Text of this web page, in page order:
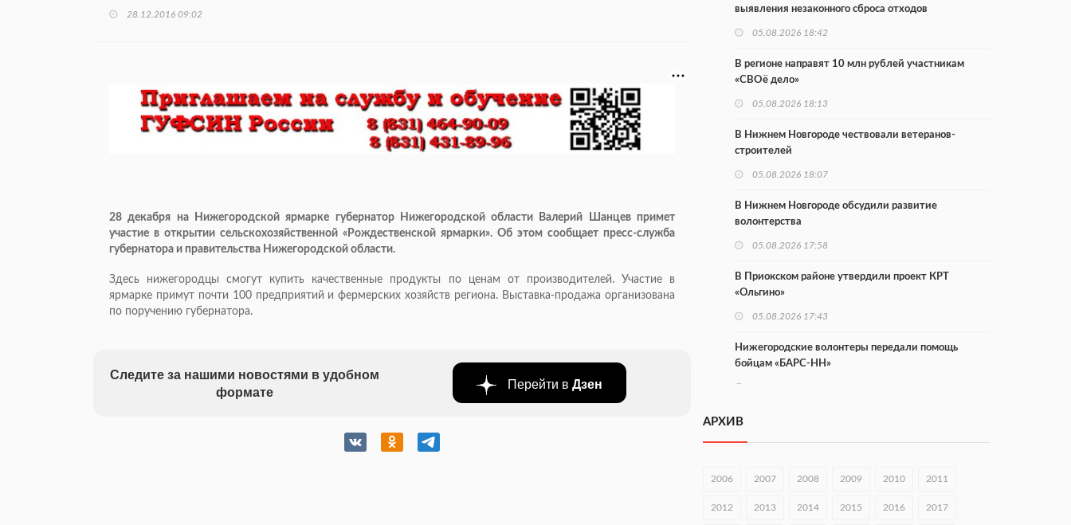
28.12.2016 09:02
28 декабря на Нижегородской ярмарке губернатор Нижегородской области Валерий Шанцев примет
участие в открытии сельскохозяйственной «Рождественской ярмарки». Об этом сообщает пресс-служба
губернатора и правительства Нижегородской области.
Здесь нижегородцы смогут купить качественные продукты по ценам от производителей. Участие в
ярмарке примут почти 100 предприятий и фермерских хозяйств региона. Выставка-продажа организована
по поручению губернатора.
Следите за нашими новостями в удобном
формате
Перейти в Дзен
выявления незаконного сброса отходов
05.08.2026 18:42
В регионе направят 10 млн рублей участникам
«СВОё дело»
05.08.2026 18:13
В Нижнем Новгороде чествовали ветеранов-
строителей
05.08.2026 18:07
В Нижнем Новгороде обсудили развитие
волонтерства
05.08.2026 17:58
В Приокском районе утвердили проект КРТ
«Ольгино»
05.08.2026 17:43
Нижегородские волонтеры передали помощь
бойцам «БАРС-НН»
Центр «Долголетие по-нижегородски» проведет 50
правительстве региона
АРХИВ
2006 2007 2008 2009 2010 2011
2012 2013 2014 2015 2016 2017